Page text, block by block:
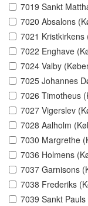
7019 Sankt
7020 Absalons
7021 Kristkirkens
7022 Enghave
7024 Valby
7025 Johannes
7026 Timotheus
7027 Vigerslev
7028 Aalholm
7030 Margrethe
7036 Holmens
7037 Garnisons
7038 Frederiks
7039 Sankt